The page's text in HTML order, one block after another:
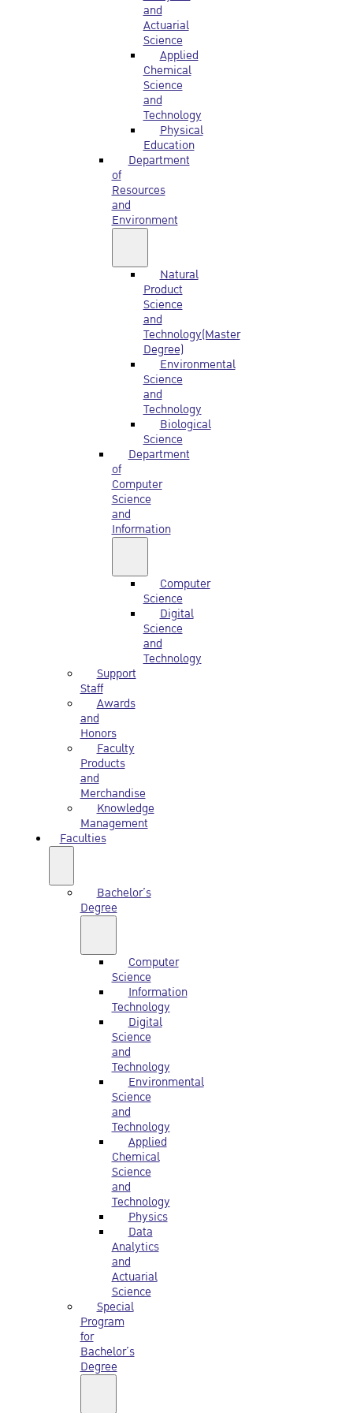
and
Actuarial
Science
Applied
Chemical
Science
and
Technology
Physical
Education
Department
of
Resources
and
Environment
Natural
Product
Science
and
Technology(Master
Degree)
Environmental
Science
and
Technology
Biological
Science
Department
of
Computer
Science
and
Information
Computer
Science
Digital
Science
and
Technology
Support
Staff
Awards
and
Honors
Faculty
Products
and
Merchandise
Knowledge
Management
Faculties
Bachelor’s
Degree
Computer
Science
Information
Technology
Digital
Science
and
Technology
Environmental
Science
and
Technology
Applied
Chemical
Science
and
Technology
Physics
Data
Analytics
and
Actuarial
Science
Special
Program
for
Bachelor’s
Degree